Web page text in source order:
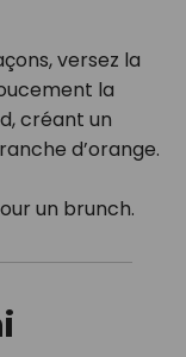
versez la
la
créant un
d’orange.
un brunch.